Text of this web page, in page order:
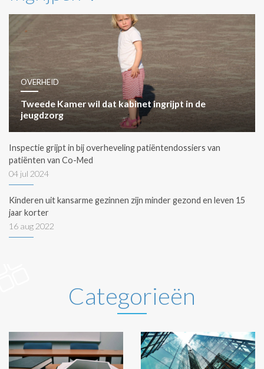
OVERHEID
Tweede Kamer wil dat kabinet ingrijpt in de
jeugdzorg
Inspectie grijpt in bij overheveling patiëntendossiers van
patiënten van Co-Med
04 jul 2024
Kinderen uit kansarme gezinnen zijn minder gezond en leven 15
jaar korter
16 aug 2022
Categorieën